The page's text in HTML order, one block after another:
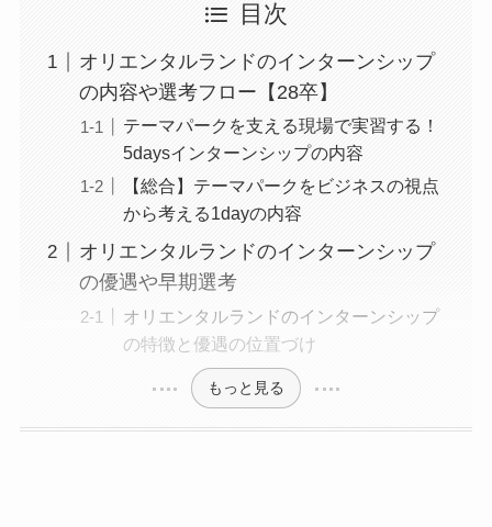
目次
オリエンタルランドのインターンシップ
の内容や選考フロー【28卒】
テーマパークを支える現場で実習する！
5daysインターンシップの内容
【総合】テーマパークをビジネスの視点
から考える1dayの内容
オリエンタルランドのインターンシップ
の優遇や早期選考
オリエンタルランドのインターンシップ
の特徴と優遇の位置づけ
もっと見る